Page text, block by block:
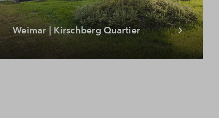
Weimar | Kirschberg Quartier